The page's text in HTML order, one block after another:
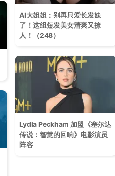
AI大姐姐：别再只爱长发妹
了！这组短发美女清爽又撩
人！（248）
Lydia Peckham 加盟《塞尔达
传说：智慧的回响》电影演员
阵容